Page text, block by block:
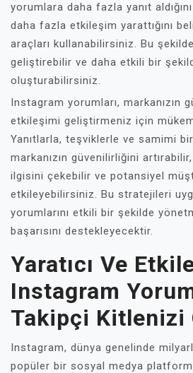
yorumlara daha fazla yanıt
daha fazla etkileşim yarattığını
araçları kullanabilirsiniz. Bu
geliştirebilir ve daha etkili bir
oluşturabilirsiniz.
Instagram yorumları, markanızın
etkileşimi geliştirmeniz için
Yanıtlarla, teşviklerle ve samimi
markanızın güvenilirliğini
ilgisini çekebilir ve potansiyel
etkileyebilirsiniz. Bu stratejileri
yorumlarını etkili bir şekilde
başarısını destekleyecektir.
Yaratıcı Ve
Instagram
Takipçi Kitlenizi
Instagram, dünya genelinde
popüler bir sosyal medya